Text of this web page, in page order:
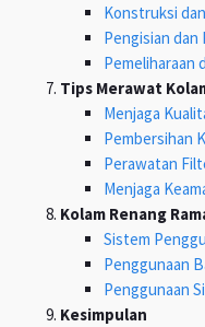
Konstruksi
Pengisian dan
Pemeliharaan
Tips Merawat
Menjaga
Pembersihan
Perawatan
Menjaga
Kolam Renang
Sistem
Penggunaan
Penggunaan
Kesimpulan